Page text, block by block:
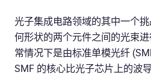
光子集成电路领域的其中一个
何形状的两个元件之间的光束
常情况下是由标准单模光纤
SMF 的核心比光子芯片上的波